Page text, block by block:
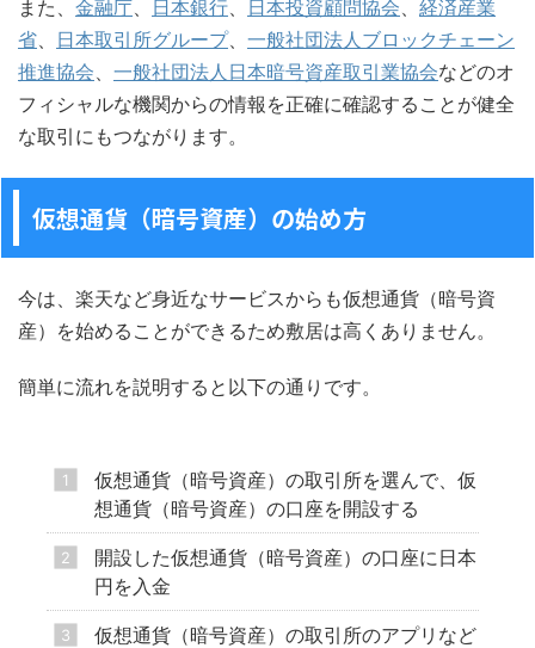
また、 金融庁 日本銀行 日本投資顧問協会
経済産業
省
日本取引所グループ、 一般社団法人ブロックチェーン
推進協会
一般社団法人日本暗号資産取引業協会などのオ
フィシャルな機関からの情報を正確に確認することが健全
な取引にもつながります。
仮想通貨（暗号資産）の始め方
今は、楽天など身近なサービスからも仮想通貨（暗号資
産）を始めることができるため敷居は高くありません。
簡単に流れを説明すると以下の通りです。
仮想通貨（暗号資産）の取引所を選んで、仮
想通貨（暗号資産）の口座を開設する
開設した仮想通貨（暗号資産）の口座に日本
円を入金
仮想通貨（暗号資産）の取引所のアプリなど